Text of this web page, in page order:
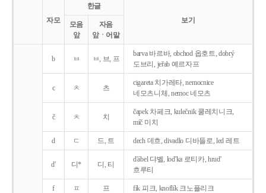
자모
한글
보기
모음
앞
자음
앞ㆍ어말
b ㅂ ㅂ, 브, 프
barva 바르바, obchod 옵호트, dobrý
도브리, jeřab 예르자프
c ㅊ 츠
cigareta 치가레타, nemocnice
네모츠니체, nemoc 네모츠
č ㅊ 치
čapek 차페크, kulečnik 쿨레치니크,
míč 미치
d ㄷ 드, 트 dech 데흐, divadlo 디바들로, led 레트
d' 디* 디, 티
d'ábel 댜벨, lod'ka 로티카, hrud'
흐루티
f ㅍ 프 fík 피크, knoflík 크노플리크